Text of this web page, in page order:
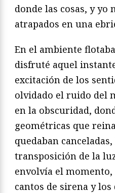
donde las cosas, y yo
atrapados en una
En el ambiente
disfruté aquel
excitación de los
olvidado el ruido del
en la obscuridad,
geométricas que
quedaban
transposición de la
envolvía el
cantos de sirena y